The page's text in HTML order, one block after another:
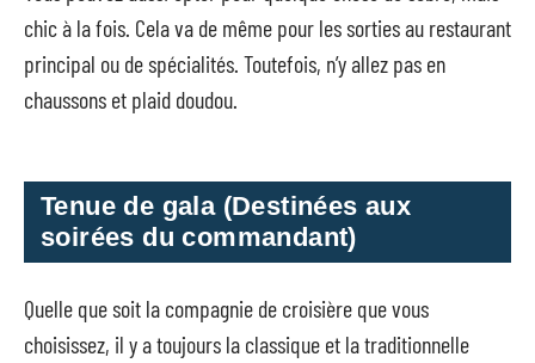
chic à la fois. Cela va de même pour les sorties au restaurant
principal ou de spécialités. Toutefois, n’y allez pas en
chaussons et plaid doudou.
Tenue de gala (Destinées aux
soirées du commandant)
Quelle que soit la compagnie de croisière que vous
choisissez, il y a toujours la classique et la traditionnelle